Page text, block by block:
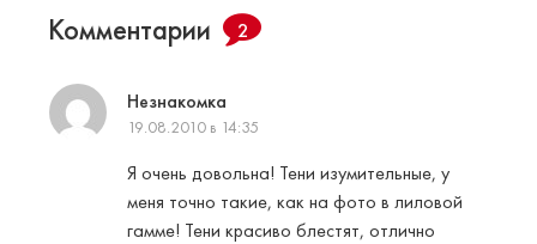
Комментарии 2
Незнакомка
19.08.2010 в 14:35
Я очень довольна! Тени изумительные, у
меня точно такие, как на фото в лиловой
гамме! Тени красиво блестят, отлично